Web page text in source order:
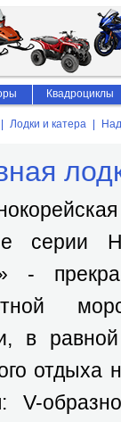
Лодки и катера
серии
-
в
отдыха
V-
Квадроциклы